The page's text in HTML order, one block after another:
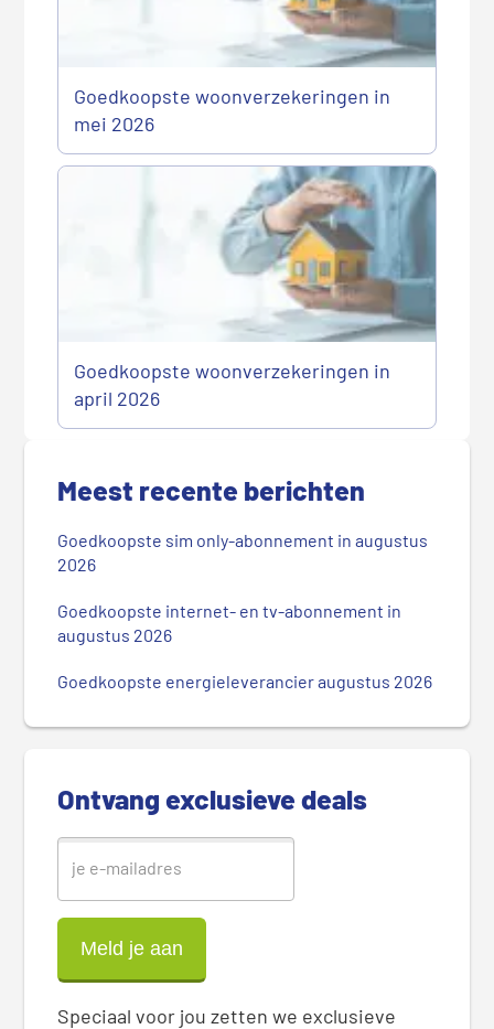
Goedkoopste woonverzekeringen in
mei 2026
Goedkoopste woonverzekeringen in
april 2026
d
Meest recente berichten
Goedkoopste sim only-abonnement in augustus
2026
Goedkoopste internet- en tv-abonnement in
augustus 2026
Goedkoopste energieleverancier augustus 2026
Ontvang exclusieve deals
Speciaal voor jou zetten we exclusieve